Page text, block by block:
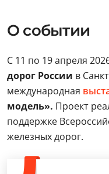
О событии
С 11 по 19 апреля
дорог России в
международная
модель». Проект
поддержке
железных дорог.